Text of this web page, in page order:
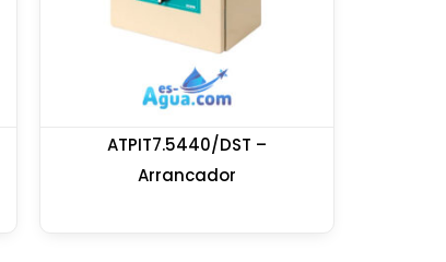
ATPIT7.5440/DST –
Arrancador